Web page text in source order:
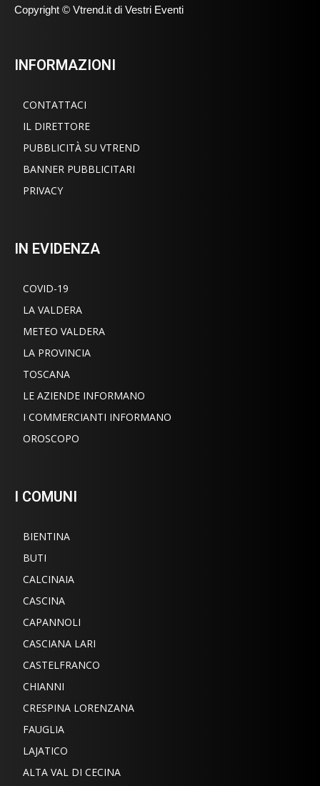
Copyright © Vtrend.it di Vestri Eventi
INFORMAZIONI
CONTATTACI
IL DIRETTORE
PUBBLICITÀ SU VTREND
BANNER PUBBLICITARI
PRIVACY
IN EVIDENZA
COVID-19
LA VALDERA
METEO VALDERA
LA PROVINCIA
TOSCANA
LE AZIENDE INFORMANO
I COMMERCIANTI INFORMANO
OROSCOPO
I COMUNI
BIENTINA
BUTI
CALCINAIA
CASCINA
CAPANNOLI
CASCIANA LARI
CASTELFRANCO
CHIANNI
CRESPINA LORENZANA
FAUGLIA
LAJATICO
ALTA VAL DI CECINA